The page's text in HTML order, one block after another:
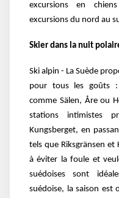
excursions en
excursions du nord au
Skier dans la nuit
Ski alpin - La Suède
pour tous les goûts :
comme Sälen, Åre ou
stations intimistes
Kungsberget, en
tels que Riksgränsen
à éviter la foule et
suédoises sont
suédoise, la saison est